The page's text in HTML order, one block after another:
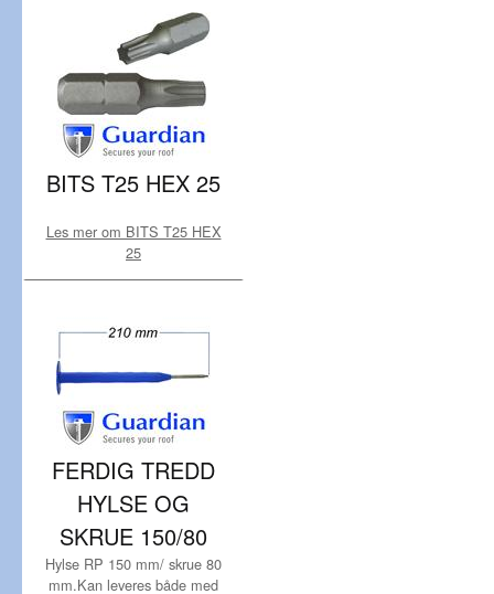
BITS T25 HEX 25
Les mer om BITS T25 HEX
25
FERDIG TREDD
HYLSE OG
SKRUE 150/80
Hylse RP 150 mm/ skrue 80
mm.Kan leveres både med